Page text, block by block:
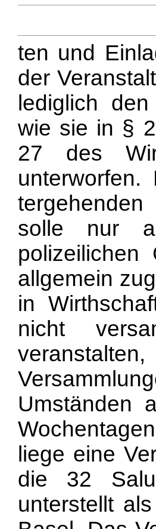
ten und
der
lediglich
wie sie in §
27 des
solle nur
polizeilichen
allgemein
in
nicht
Umständen
liege eine
die 32
unterstellt